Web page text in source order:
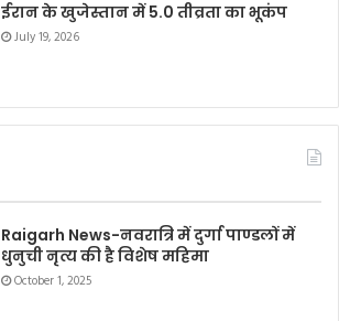
ईरान के खुजेस्तान में 5.0 तीव्रता का भूकंप
July 19, 2026
Raigarh News-नवरात्रि में दुर्गा पाण्डलों में
धुनुची नृत्य की है विशेष महिमा
October 1, 2025